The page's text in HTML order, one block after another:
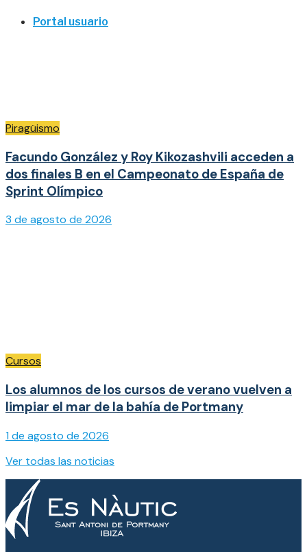
Portal usuario
Piragüismo
Facundo González y Roy Kikozashvili acceden a
dos finales B en el Campeonato de España de
Sprint Olímpico
3 de agosto de 2026
Cursos
Los alumnos de los cursos de verano vuelven a
limpiar el mar de la bahía de Portmany
1 de agosto de 2026
Ver todas las noticias